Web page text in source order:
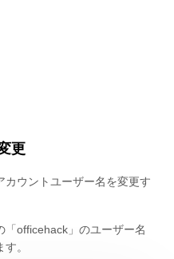
更
カウントユーザー名を変更す
officehack」のユーザー名
。